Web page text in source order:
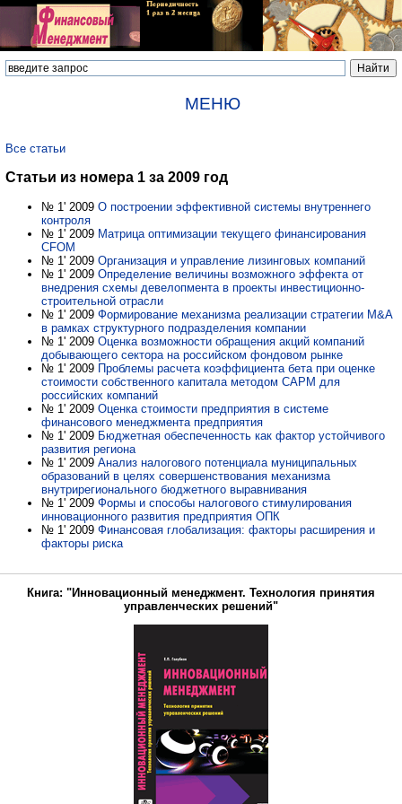
МЕНЮ
Все статьи
Статьи из номера 1 за 2009 год
№ 1' 2009 О построении эффективной системы внутреннего
контроля
№ 1' 2009 Матрица оптимизации текущего финансирования
CFOM
№ 1' 2009 Организация и управление лизинговых компаний
№ 1' 2009 Определение величины возможного эффекта от
внедрения схемы девелопмента в проекты инвестиционно-
строительной отрасли
№ 1' 2009 Формирование механизма реализации стратегии M&A
в рамках структурного подразделения компании
№ 1' 2009 Оценка возможности обращения акций компаний
добывающего сектора на российском фондовом рынке
№ 1' 2009 Проблемы расчета коэффициента бета при оценке
стоимости собственного капитала методом CAPM для
российских компаний
№ 1' 2009 Оценка стоимости предприятия в системе
финансового менеджмента предприятия
№ 1' 2009 Бюджетная обеспеченность как фактор устойчивого
развития региона
№ 1' 2009 Анализ налогового потенциала муниципальных
образований в целях совершенствования механизма
внутрирегионального бюджетного выравнивания
№ 1' 2009 Формы и способы налогового стимулирования
инновационного развития предприятия ОПК
№ 1' 2009 Финансовая глобализация: факторы расширения и
факторы риска
Книга: "Инновационный менеджмент. Технология принятия
управленческих решений"